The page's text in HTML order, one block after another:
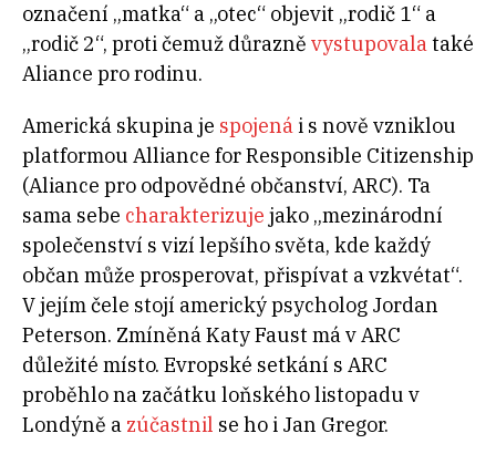
označení „matka“ a „otec“ objevit „rodič 1“ a
„rodič 2“, proti čemuž důrazně vystupovalataké
Aliance pro rodinu.
Americká skupina je spojenái s nově vzniklou
platformou Alliance for Responsible Citizenship
(Aliance pro odpovědné občanství, ARC). Ta
sama sebe charakterizuje jako „mezinárodní
společenství s vizí lepšího světa, kde každý
občan může prosperovat, přispívat a vzkvétat“.
V jejím čele stojí americký psycholog Jordan
Peterson. Zmíněná Katy Faust má v ARC
důležité místo. Evropské setkání s ARC
proběhlo na začátku loňského listopadu v
Londýně a zúčastnil se ho i Jan Gregor.